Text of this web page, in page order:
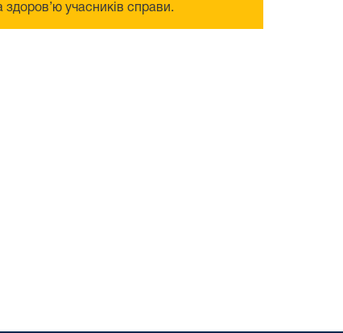
учасників справи.